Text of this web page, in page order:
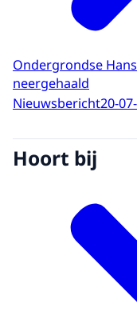
Ondergrondse
neergehaald
Nieuwsbericht20-
Hoort bij